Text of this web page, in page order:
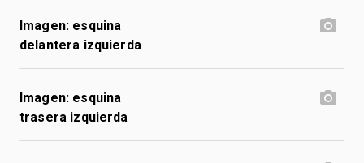
Imagen: esquina
delantera izquierda
Imagen: esquina
trasera izquierda